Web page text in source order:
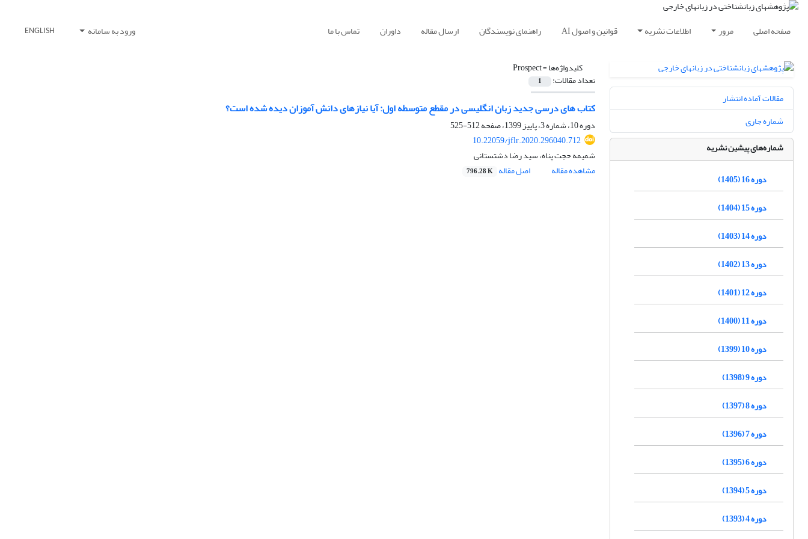
صفحه اصلی مرور اطلاعات نشریه قوانین و اصول AI راهنمای نویسندگان ارسال مقاله داوران تماس با ما ورود به سامانه ENGLISH
کلیدواژه‌ها =Prospect
تعداد مقالات: 1
کتاب های درسی جدید زبان انگلیسی در مقطع متوسطه اول: آیا نیازهای دانش آموزان دیده شده است؟
دوره 10، شماره 3، پاییز 1399، صفحه
512-525
10.22059/jflr.2020.296040.712
شمیمه حجت پناه، سید رضا دشتستانی
مشاهده مقاله
اصل مقاله 796.28 K
مقالات آماده انتشار
شماره جاری
شماره‌های پیشین نشریه
دوره 16 (1405)
دوره 15 (1404)
دوره 14 (1403)
دوره 13 (1402)
دوره 12 (1401)
دوره 11 (1400)
دوره 10 (1399)
دوره 9 (1398)
دوره 8 (1397)
دوره 7 (1396)
دوره 6 (1395)
دوره 5 (1394)
دوره 4 (1393)